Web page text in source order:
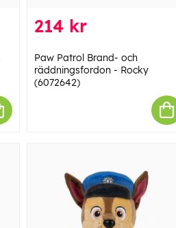
214 kr
Paw Patrol Brand- och
räddningsfordon - Rocky
(6072642)